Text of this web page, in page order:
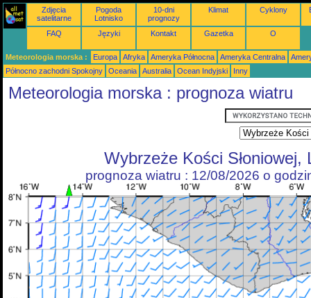
Zdjęcia
satelitarne
Pogoda
Lotnisko
10-dni
prognozy
Klimat Cyklony
FAQ Języki Kontakt Gazetka O
Meteorologia morska : Europa Afryka Ameryka Północna Ameryka Centralna
Północno zachodni Spokojny
Oceania Australia Ocean Indyjski Inny
Meteorologia morska : prognoza wiatru
Wybrzeże Kości Słoniowej,
prognoza wiatru : 12/08/2026 o